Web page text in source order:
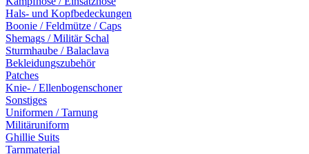
Hals- und Kopfbedeckungen
Boonie / Feldmütze / Caps
Shemags / Militär Schal
Sturmhaube / Balaclava
Bekleidungszubehör
Patches
Knie- / Ellenbogenschoner
Sonstiges
Uniformen / Tarnung
Militäruniform
Ghillie Suits
Tarnmaterial